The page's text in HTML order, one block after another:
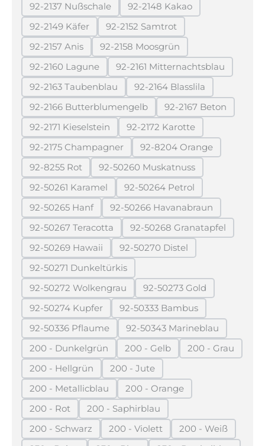
92-2137 Nußschale
(Diese Option ist zurzeit nicht verfügbar.)
92-2148 Kakao
(Diese Option ist zurzeit
92-2149 Käfer
(Diese Option ist zurzeit nicht verfügbar.)
92-2152 Samtrot
(Diese Option ist zurzeit nicht
92-2157 Anis
(Diese Option ist zurzeit nicht verfügbar.)
92-2158 Moosgrün
(Diese Option ist zurzeit nicht
92-2160 Lagune
(Diese Option ist zurzeit nicht verfügbar.)
92-2161 Mitternachtsblau
(Diese Option ist zurzeit
92-2163 Taubenblau
(Diese Option ist zurzeit nicht verfügbar.)
92-2164 Blasslila
(Diese Option ist zurzeit
92-2166 Butterblumengelb
(Diese Option ist zurzeit nicht verfügbar.)
92-2167 Beton
(Diese Option ist
92-2171 Kieselstein
(Diese Option ist zurzeit nicht verfügbar.)
92-2172 Karotte
(Diese Option ist zurzeit
92-2175 Champagner
(Diese Option ist zurzeit nicht verfügbar.)
92-8204 Orange
(Diese Option ist
92-8255 Rot
(Diese Option ist zurzeit nicht verfügbar.)
92-50260 Muskatnuss
(Diese Option ist zurzeit nicht
92-50261 Karamel
(Diese Option ist zurzeit nicht verfügbar.)
92-50264 Petrol
(Diese Option ist zurzeit
92-50265 Hanf
(Diese Option ist zurzeit nicht verfügbar.)
92-50266 Havanabraun
(Diese Option ist zurzeit
92-50267 Teracotta
(Diese Option ist zurzeit nicht verfügbar.)
92-50268 Granatapfel
(Diese Option ist
92-50269 Hawaii
(Diese Option ist zurzeit nicht verfügbar.)
92-50270 Distel
(Diese Option ist zurzeit
92-50271 Dunkeltürkis
(Diese Option ist zurzeit nicht verfügbar.)
92-50272 Wolkengrau
(Diese Option ist zurzeit nicht verfügbar.)
92-50273 Gold
(Diese Option ist
92-50274 Kupfer
(Diese Option ist zurzeit nicht verfügbar.)
92-50333 Bambus
(Diese Option ist zurzeit
92-50336 Pflaume
(Diese Option ist zurzeit nicht verfügbar.)
92-50343 Marineblau
(Diese Option ist
200 - Dunkelgrün
(Diese Option ist zurzeit nicht verfügbar.)
200 - Gelb
(Diese Option ist zurzeit nicht
200 - Grau
(Diese
200 - Hellgrün
(Diese Option ist zurzeit nicht verfügbar.)
200 - Jute
(Diese Option ist zurzeit nicht
200 - Metallicblau
(Diese Option ist zurzeit nicht verfügbar.)
200 - Orange
(Diese Option ist zurzeit
200 - Rot
(Diese Option ist zurzeit nicht verfügbar.)
200 - Saphirblau
(Diese Option ist zurzeit nicht
200 - Schwarz
(Diese Option ist zurzeit nicht verfügbar.)
200 - Violett
(Diese Option ist zurzeit nicht
200 - Weiß
(Diese Option